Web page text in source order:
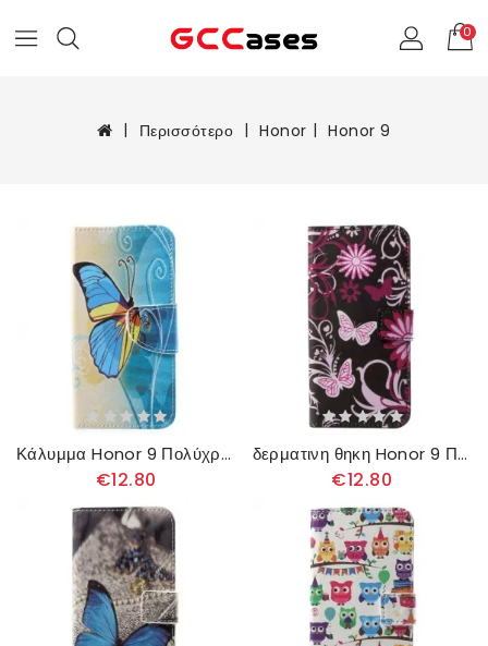
0
Περισσότερο Honor Honor 9
Κάλυμμα Honor 9 Πολύχρωμη Πεταλούδα
€12.80
δερματινη θηκη Honor 9 Πεταλούδες Και Λουλούδια
€12.80